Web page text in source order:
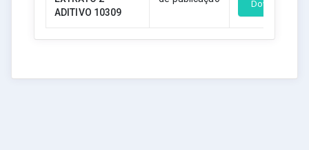
ADITIVO 10309
Download